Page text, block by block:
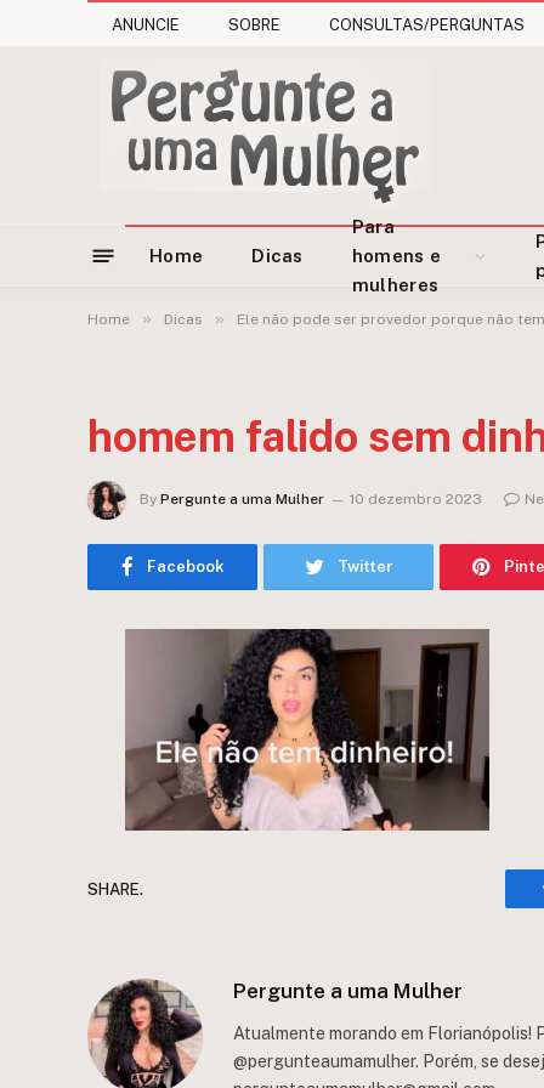
ANUNCIE SOBRE CONSULTAS/PERGUNTAS
Home Dicas
Para
homens e
mulheres
Home » Dicas » Ele não pode ser provedor porque não
homem falido sem
By Pergunte a uma Mulher 10 dezembro 2023
Facebook Twitter
SHARE.
Pergunte a uma Mulher
Atualmente morando em Florianópolis!
@pergunteaumamulher. Porém, se